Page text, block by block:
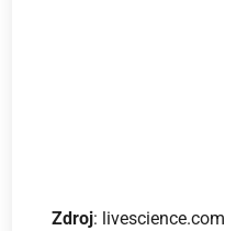
Zdroj: livescience.com